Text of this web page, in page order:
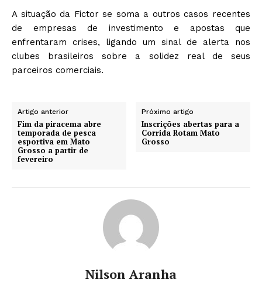
A situação da Fictor se soma a outros casos recentes
de empresas de investimento e apostas que
enfrentaram crises, ligando um sinal de alerta nos
clubes brasileiros sobre a solidez real de seus
parceiros comerciais.
Artigo anterior
Fim da piracema abre
temporada de pesca
esportiva em Mato
Grosso a partir de
fevereiro
Próximo artigo
Inscrições abertas para a
Corrida Rotam Mato
Grosso
Nilson Aranha